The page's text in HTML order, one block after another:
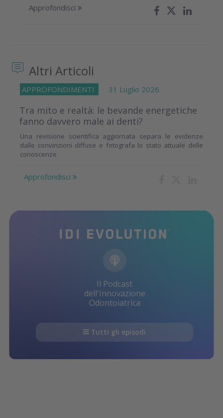
Approfondisci
Altri Articoli
APPROFONDIMENTI 31 Luglio 2026
Tra mito e realtà: le bevande energetiche
fanno davvero male ai denti?
Una revisione scientifica aggiornata separa le evidenze
dalle convinzioni diffuse e fotografa lo stato attuale delle
conoscenze
Approfondisci
Il Podcast
dell'Innovazione
Odontoiatrica
Tutti gli episodi